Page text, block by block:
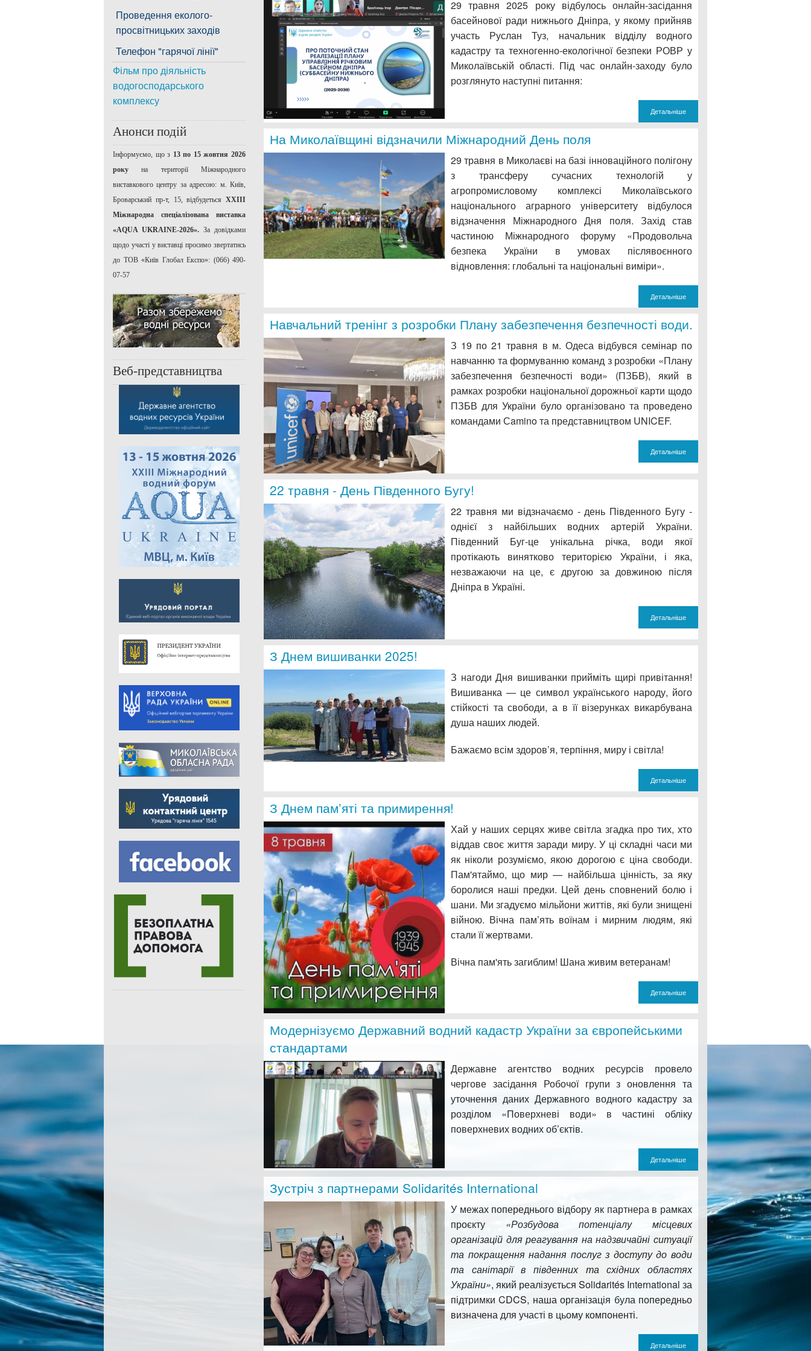
29 травня 2025 року відбулось онлайн-засідання
басейнової ради нижнього Дніпра, у якому прийняв
участь Руслан Туз, начальник відділу водного
кадастру та техногенно-екологічної безпеки РОВР у
Миколаївській області. Під час онлайн-заходу було
розглянуто наступні питання:
Детальніше
На Миколаївщині відзначили Міжнародний День поля
29 травня в Миколаєві на базі інноваційного полігону
з трансферу сучасних технологій у
агропромисловому комплексі Миколаївського
національного аграрного університету відбулося
відзначення Міжнародного Дня поля. Захід став
частиною Міжнародного форуму «Продовольча
безпека України в умовах післявоєнного
відновлення: глобальні та національні виміри».
Детальніше
Навчальний тренінг з розробки Плану забезпечення безпечності води.
З 19 по 21 травня в м. Одеса відбувся семінар по
навчанню та формуванню команд з розробки «Плану
забезпечення безпечності води» (ПЗБВ), який в
рамках розробки національної дорожньої карти щодо
ПЗБВ для України було організовано та проведено
командами Сamino та представництвом UNICEF.
Детальніше
22 травня - День Південного Бугу!
22 травня ми відзначаємо - день Південного Бугу -
однієї з найбільших водних артерій України.
Південний Буг-це унікальна річка, води якої
протікають винятково територією України, і яка,
незважаючи на це, є другою за довжиною після
Дніпра в Україні.
Детальніше
З Днем вишиванки 2025!
З нагоди Дня вишиванки прийміть щирі привітання!
Вишиванка — це символ українського народу, його
стійкості та свободи, а в її візерунках викарбувана
душа наших людей.
Бажаємо всім здоров’я, терпіння, миру і світла!
Детальніше
З Днем пам’яті та примирення!
Хай у наших серцях живе світла згадка про тих, хто
віддав своє життя заради миру. У ці складні часи ми
як ніколи розуміємо, якою дорогою є ціна свободи.
Пам'ятаймо, що мир — найбільша цінність, за яку
боролися наші предки. Цей день сповнений болю і
шани. Ми згадуємо мільйони життів, які були знищені
війною. Вічна пам’ять воїнам і мирним людям, які
стали її жертвами.
Вічна пам'ять загиблим! Шана живим ветеранам!
Детальніше
Модернізуємо Державний водний кадастр України за європейськими
стандартами
Державне агентство водних ресурсів провело
чергове засідання Робочої групи з оновлення та
уточнення даних Державного водного кадастру за
розділом «Поверхневі води» в частині обліку
поверхневих водних об’єктів.
Детальніше
Зустріч з партнерами Solidarités International
У межах попереднього відбору як партнера в рамках
проєкту «Розбудова потенціалу місцевих
організацій для реагування на надзвичайні ситуації
та покращення надання послуг з доступу до води
та санітарії в південних та східних областях
України», який реалізується Solidarités International за
підтримки CDCS, наша організація була попередньо
визначена для участі в цьому компоненті.
Детальніше
Проведення еколого-
просвітницьких заходів
Телефон "гарячої лінії"
Фільм про діяльність
водогосподарського
комплексу
Анонси подій
Інформуємо, що з 13 по 15 жовтня 2026
року на території Міжнародного
виставкового центру за адресою: м. Київ,
Броварський пр-т, 15, відбудеться ХХІІІ
Міжнародна спеціалізована виставка
«AQUA UKRAINE-2026». За довідками
щодо участі у виставці просимо звертатись
до ТОВ «Київ Глобал Експо»: (066) 490-
07-57
Веб-представництва